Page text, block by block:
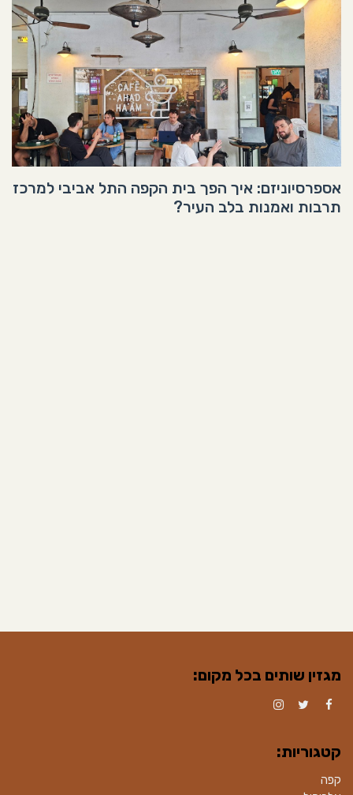
אספרסיוניזם: איך הפך בית הקפה התל אביבי למרכז
תרבות ואמנות בלב העיר?
מגזין שותים בכל מקום:
קטגוריות:
קפה